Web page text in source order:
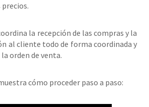
precios.
la recepción de las compras y la
al cliente todo de forma coordinada y
orden de venta.
cómo proceder paso a paso: